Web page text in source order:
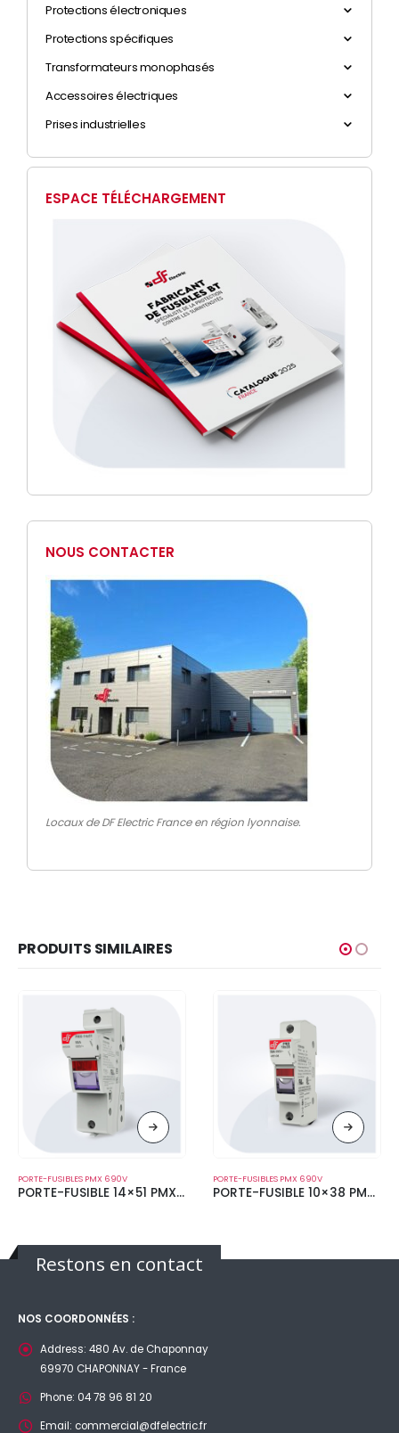
Protections électroniques
Protections spécifiques
Transformateurs monophasés
Accessoires électriques
Prises industrielles
ESPACE TÉLÉCHARGEMENT
NOUS CONTACTER
Locaux de DF Electric France en région lyonnaise.
PRODUITS SIMILAIRES
PORTE-FUSIBLES PMX 690V
PORTE-FUSIBLE 14×51 PMX14 50A
PORTE-FUSIBLES PMX 690V
PORTE-FUSIBLE 10×38 PMX10 32A
Restons en contact
NOS COORDONNÉES :
Address: 480 Av. de Chaponnay
69970 CHAPONNAY - France
Phone: 04 78 96 81 20
Email: commercial@dfelectric.fr